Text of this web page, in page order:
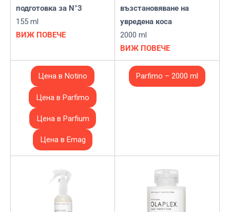
подготовка за N°3
155 ml
ВИЖ ПОВЕЧЕ
възстановяване на
увредена коса
2000 ml
ВИЖ ПОВЕЧЕ
Цена в Notino
Цена в Parfimo
Цена в Parfium
Цена в Emag
Parfimo – 2000 ml